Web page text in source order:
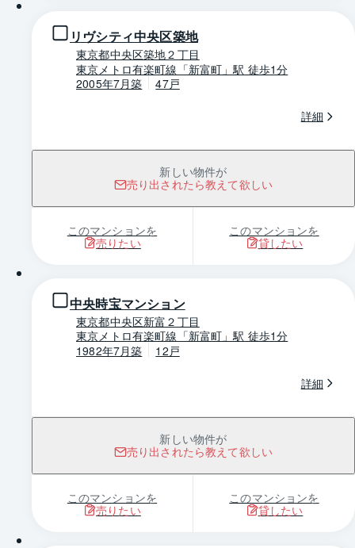
リヴシティ中央区築地
東京都中央区築地２丁目
東京メトロ有楽町線「新富町」駅 徒歩1分
2005年7月築
47戸
詳細
新しい物件が
売り出されたら教えて欲しい
このマンションを
売りたい
このマンションを
貸したい
中央時宝マンション
東京都中央区新富２丁目
東京メトロ有楽町線「新富町」駅 徒歩1分
1982年7月築
12戸
詳細
新しい物件が
売り出されたら教えて欲しい
このマンションを
売りたい
このマンションを
貸したい